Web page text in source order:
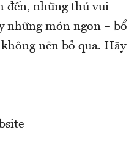
đến, những thú vui
những món ngon – bổ
nên bỏ qua. Hãy